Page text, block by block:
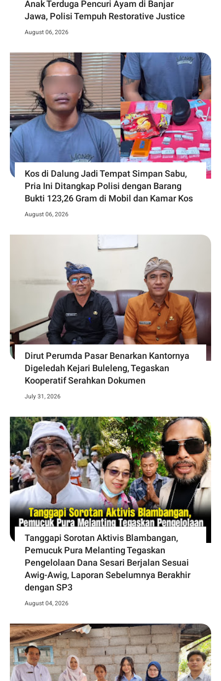
Anak Terduga Pencuri Ayam di Banjar
Jawa, Polisi Tempuh Restorative Justice
August 06, 2026
Kos di Dalung Jadi Tempat Simpan Sabu,
Pria Ini Ditangkap Polisi dengan Barang
Bukti 123,26 Gram di Mobil dan Kamar Kos
August 06, 2026
Dirut Perumda Pasar Benarkan Kantornya
Digeledah Kejari Buleleng, Tegaskan
Kooperatif Serahkan Dokumen
July 31, 2026
Tanggapi Sorotan Aktivis Blambangan,
Pemucuk Pura Melanting Tegaskan
Pengelolaan Dana Sesari Berjalan Sesuai
Awig-Awig, Laporan Sebelumnya Berakhir
dengan SP3
August 04, 2026